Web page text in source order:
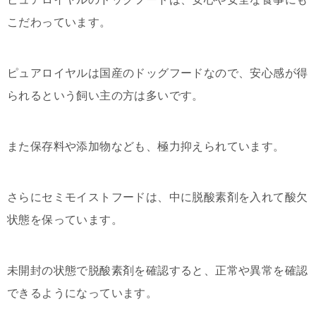
こだわっています。
ピュアロイヤルは国産のドッグフードなので、安心感が得
られるという飼い主の方は多いです。
また保存料や添加物なども、極力抑えられています。
さらにセミモイストフードは、中に脱酸素剤を入れて酸欠
状態を保っています。
未開封の状態で脱酸素剤を確認すると、正常や異常を確認
できるようになっています。